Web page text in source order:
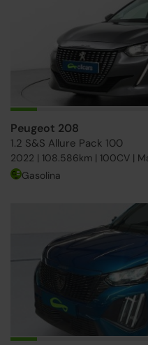
Peugeot 208
1.2 S&S Allure Pack 100
2022 | 108.586km | 100CV |
Gasolina